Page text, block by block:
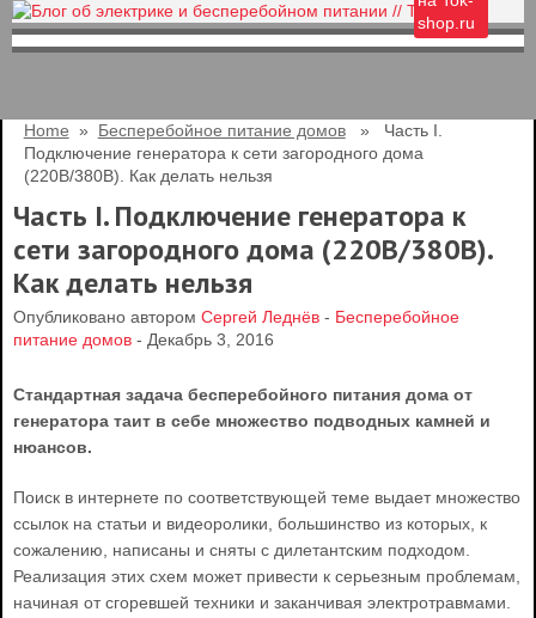
shop.ru
Home » Бесперебойное питание домов» Часть I.
Подключение генератора к сети загородного дома
(220В/380В). Как делать нельзя
Часть I. Подключение генератора к
сети загородного дома (220В/380В).
Как делать нельзя
Опубликовано авторомСергей Леднёв - Бесперебойное
питание домов - Декабрь 3, 2016
Стандартная задача бесперебойного питания дома от
генератора таит в себе множество подводных камней и
нюансов.
Поиск в интернете по соответствующей теме выдает множество
ссылок на статьи и видеоролики, большинство из которых, к
сожалению, написаны и сняты с дилетантским подходом.
Реализация этих схем может привести к серьезным проблемам,
начиная от сгоревшей техники и заканчивая электротравмами.